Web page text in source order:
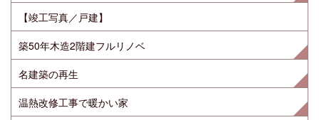
【竣工写真／戸建】
築50年木造2階建フルリノベ
名建築の再生
温熱改修工事で暖かい家